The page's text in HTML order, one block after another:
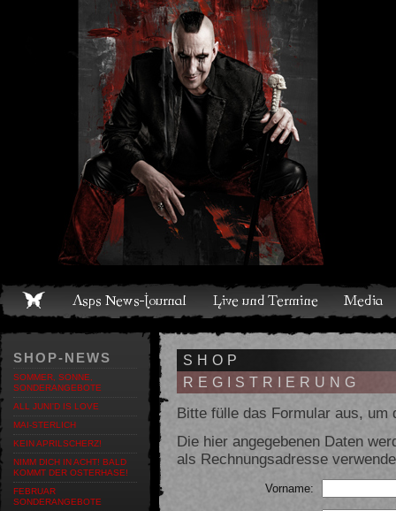
Live und Termine Media Shop Band Discografie
SHOP-NEWS
SOMMER, SONNE,
SONDERANGEBOTE
ALL JUNI'D IS LOVE
MAI-STERLICH
KEIN APRILSCHERZ!
NIMM DICH IN ACHT! BALD
KOMMT DER OSTERHASE!
FEBRUAR
SONDERANGEBOTE
SHOP
REGISTRIERUNG
Bitte fülle das Formular aus, um
Die hier angegebenen Daten
als Rechnungsadresse
Vorname: